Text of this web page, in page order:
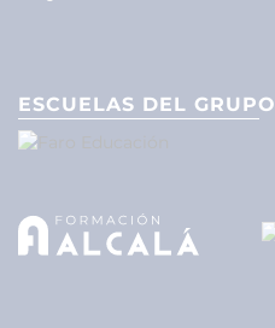
ESCUELAS DEL GRUPO